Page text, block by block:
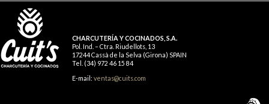
CHARCUTERÍA Y COCINADOS, S.A.
Pol. Ind. – Ctra. Riudellots, 13
17244 Cassà de la Selva (Girona) SPAIN
Tel. (34) 972 46 15 84
E-mail: ventas@cuits.com